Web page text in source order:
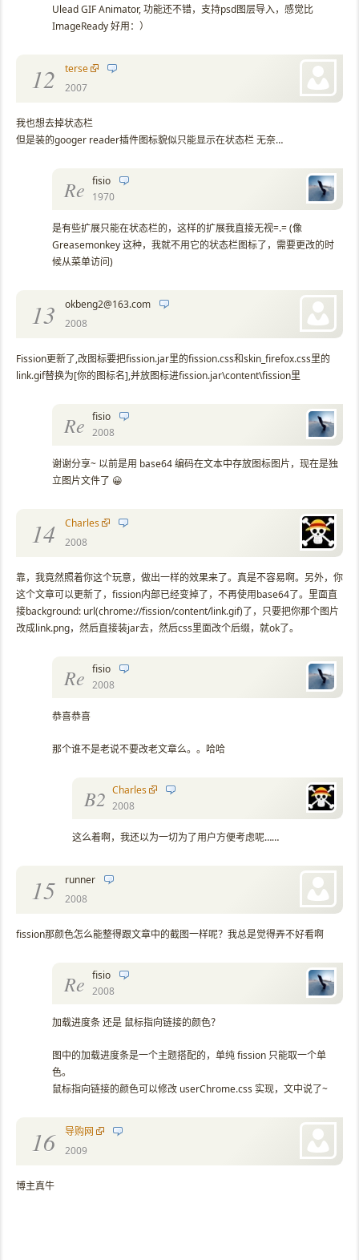
Ulead GIF Animator, 功能还不错，支持psd图层导入，感觉比
ImageReady 好用：）
12
terse
2007
我也想去掉状态栏
但是装的googer reader插件图标貌似只能显示在状态栏 无奈…
Re fisio
1970
是有些扩展只能在状态栏的，这样的扩展我直接无视=.= (像
Greasemonkey 这种，我就不用它的状态栏图标了，需要更改的时
候从菜单访问)
13
okbeng2@163.com
2008
Fission更新了,改图标要把fission.jar里的fission.css和skin_firefox.css里的
link.gif替换为[你的图标名],并放图标进fission.jar\content\fission里
Re fisio
2008
谢谢分享~ 以前是用 base64 编码在文本中存放图标图片，现在是独
立图片文件了 😀
14
Charles
2008
靠，我竟然照着你这个玩意，做出一样的效果来了。真是不容易啊。另外，你
这个文章可以更新了，fission内部已经变掉了，不再使用base64了。里面直
接background: url(chrome://fission/content/link.gif)了，只要把你那个图片
改成link.png，然后直接装jar去，然后css里面改个后缀，就ok了。
Re fisio
2008
恭喜恭喜
那个谁不是老说不要改老文章么。。哈哈
B2 Charles
2008
这么着啊，我还以为一切为了用户方便考虑呢……
15
runner
2008
fission那颜色怎么能整得跟文章中的截图一样呢？我总是觉得弄不好看啊
Re fisio
2008
加载进度条 还是 鼠标指向链接的颜色？
图中的加载进度条是一个主题搭配的，单纯 fission 只能取一个单
色。
鼠标指向链接的颜色可以修改 userChrome.css 实现，文中说了~
16
导购网
2009
博主真牛